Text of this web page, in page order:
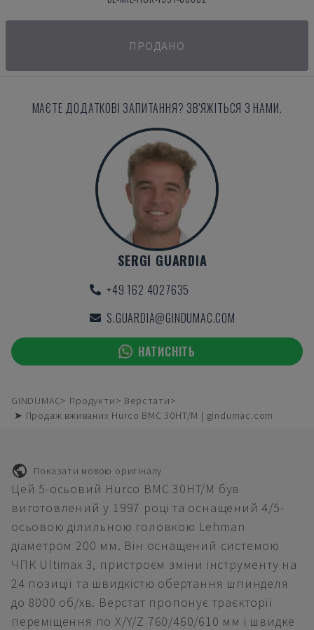
ПРОДАНО
МАЄТЕ ДОДАТКОВІ ЗАПИТАННЯ? ЗВ'ЯЖІТЬСЯ З НАМИ.
SERGI GUARDIA
+49 162 4027635
S.GUARDIA@GINDUMAC.COM
НАТИСНІТЬ
GINDUMAC Продукти
Верстати
➤ Продаж вживаних Hurco BMC 30HT/M | gindumac.com
Показати мовою оригіналу
Цей 5-осьовий Hurco BMC 30HT/M був
виготовлений у 1997 році та оснащений 4/5-
осьовою ділильною головкою Lehman
діаметром 200 мм. Він оснащений системою
ЧПК Ultimax 3, пристроєм зміни інструменту на
24 позиції та швидкістю обертання шпинделя
до 8000 об/хв. Верстат пропонує траєкторії
переміщення по X/Y/Z 760/460/610 мм і швидке